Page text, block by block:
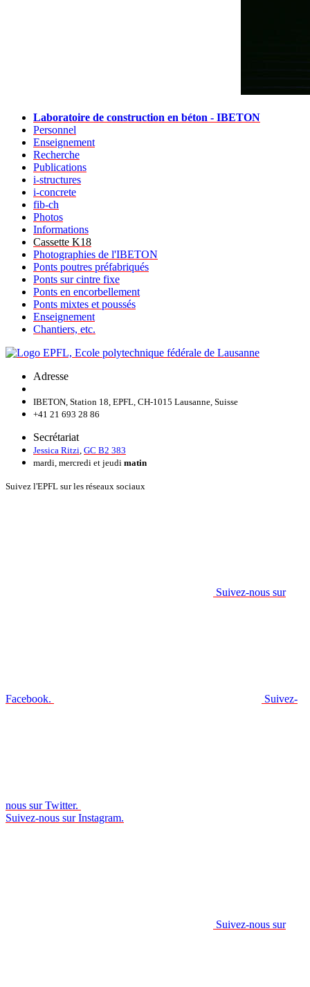
Laboratoire de construction en béton - IBETON
Personnel
Enseignement
Recherche
Publications
i-structures
i-concrete
fib-ch
Photos
Informations
Cassette K18
Photographies de l'IBETON
Ponts poutres préfabriqués
Ponts sur cintre fixe
Ponts en encorbellement
Ponts mixtes et poussés
Enseignement
Chantiers, etc.
Adresse
IBETON, Station 18, EPFL, CH-1015 Lausanne, Suisse
+41 21 693 28 86
Secrétariat
Jessica Ritzi GC B2 383
mardi, mercredi et jeudi matin
Suivez l'EPFL sur les réseaux sociaux
Suivez-nous sur
Facebook. Suivez-
nous sur Twitter.
Suivez-nous sur Instagram.
Suivez-nous sur